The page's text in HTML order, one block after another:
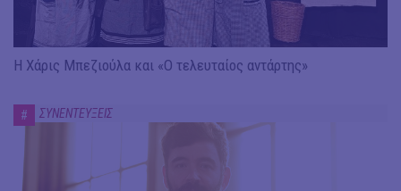
Η Χάρις Μπεζιούλα και «Ο τελευταίος αντάρτης»
# ΣΥΝΕΝΤΕΥΞΕΙΣ